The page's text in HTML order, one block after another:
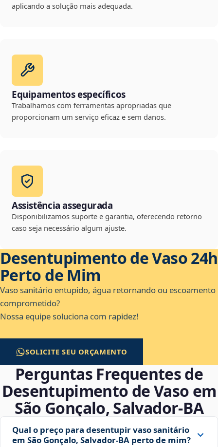
aplicando a solução mais adequada.
Equipamentos específicos
Trabalhamos com ferramentas apropriadas que
proporcionam um serviço eficaz e sem danos.
Assistência assegurada
Disponibilizamos suporte e garantia, oferecendo retorno
caso seja necessário algum ajuste.
Desentupimento de Vaso 24h
Perto de Mim
Vaso sanitário entupido, água retornando ou escoamento
comprometido?
Nossa equipe soluciona com rapidez!
SOLICITE SEU ORÇAMENTO
Perguntas Frequentes de
Desentupimento de Vaso em
São Gonçalo, Salvador‑BA
Qual o preço para desentupir vaso sanitário
em São Gonçalo, Salvador‑BA perto de mim?